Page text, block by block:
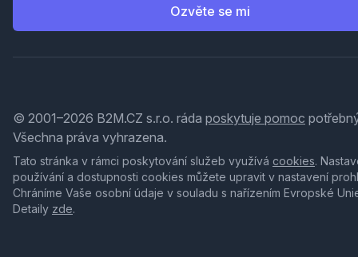
Ozvěte se mi
© 2001–2026 B2M.CZ s.r.o. ráda poskytuje pomoc
Všechna práva vyhrazena.
Tato stránka v rámci poskytování služeb využívá cookies.
používání a dostupnosti cookies můžete upravit v nastavení
Chráníme Vaše osobní údaje v souladu s nařízením Evropské
Detaily zde.